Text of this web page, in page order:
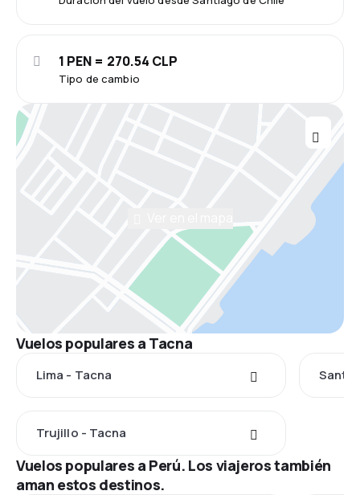
Tipo de cambio
1 PEN = 270.54 CLP
Vuelos populares a Tacna
Lima - Tacna
Trujillo - Tacna
Vuelos populares a Perú. Los viajeros también
aman estos destinos.